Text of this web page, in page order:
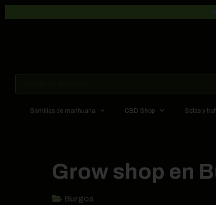
Semillas de marihuana CBD Shop Setas y
Grow shop en
Burgos